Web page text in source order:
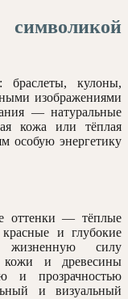
браслеты, кулоны,
изображениями
— натуральные
кожа или тёплая
особую энергетику
оттенки — тёплые
и глубокие
жизненную силу
кожи и древесины
и прозрачностью
и визуальный